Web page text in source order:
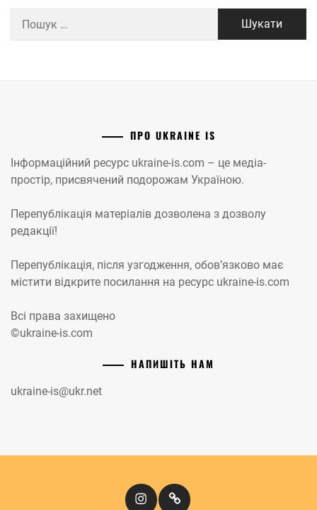
ПРО UKRAINE IS
Інформаційний ресурс ukraine-is.com – це медіа-
простір, присвячений подорожам Україною.
Перепублікація матеріалів дозволена з дозволу
редакції!
Перепублікація, після узгодження, обов’язково має
містити відкрите посилання на ресурс ukraine-is.com
Всі права захищено
©ukraine-is.com
НАПИШІТЬ НАМ
ukraine-is@ukr.net
InstagramКіномандри